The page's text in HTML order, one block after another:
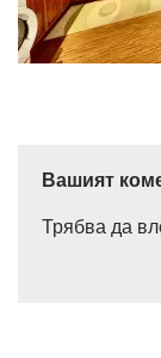
Вашият
Трябва да